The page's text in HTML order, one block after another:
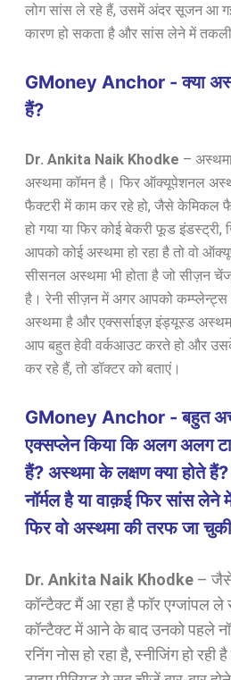
लोग सांस ले रहे हैं, उसमें अंदर सूजन आ
कारण हो सकता है और सांस लेने में
GMoney Anchor - क्या
हैं?
Dr. Ankita Naik Khodke –
अस्थमा कॉमन है। फिर ऑक्यूपेशनल
फैक्टरी में काम कर रहे हो, जैसे केमिकल
हो गया या फिर कोई बेकरी फूड
आपको कोई अस्थमा हो रहा है तो वो
सीसनल अस्थमा भी होता है जो सीज़न चेंज
है। रेनी सीज़न में अगर आपको कम्प्लेन्ट्स
अस्थमा है और एक्सर्साइज़ इंड्यूस्ड
आप बहुत हेवी वर्कआउट करते हो और
कर रहे हैं, तो डॉक्टर को बताएं।
GMoney Anchor - बहुत
एक्सप्लेन किया कि अलग अलग
हैं? अस्थमा के लक्षण क्या होते
नॉर्मल है या वाक़ई फिर सांस लेने
फिर वो अस्थमा की तरफ जा
Dr. Ankita Naik Khodke –
कॉन्टैक्ट मैं आ रहा है फॉर एग्जांपल ले
कॉन्टैक्ट में आने के बाद उनको पहले
रनिंग नोस हो रहा है, स्नीजिंग हो